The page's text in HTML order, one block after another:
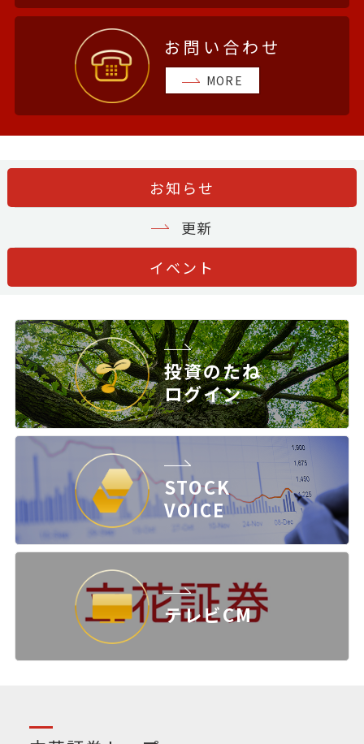
お問い合わせ
MORE
お知らせ
更新
イベント
投資のたね
ログイン
STOCK
VOICE
テレビCM